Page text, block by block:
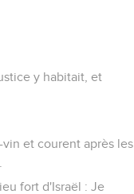
y habitait, et
et courent après les
fort d'Israël : Je